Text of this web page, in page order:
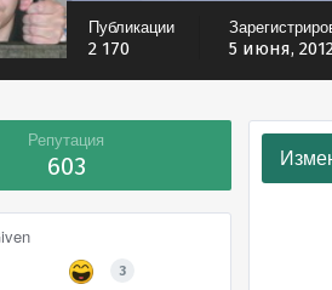
Публикации
2 170 5 июня,
Репутация
603
3